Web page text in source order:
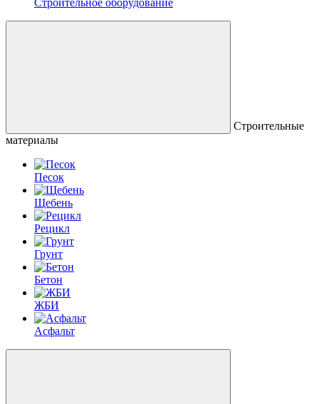
Строительное оборудование
Строительные
материалы
Песок
Щебень
Рецикл
Грунт
Бетон
ЖБИ
Асфальт